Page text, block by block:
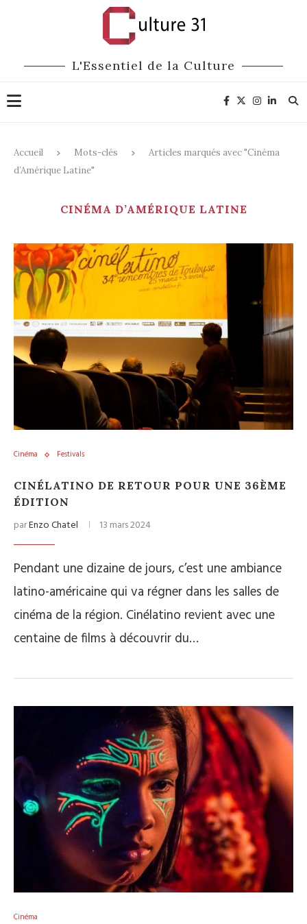
L'Essentiel de la Culture
Accueil Mots-clés
Articles marqués avec "Cinéma
d’Amérique Latine"
CINÉMA D’AMÉRIQUE LATINE
Cinéma Festivals
CINÉLATINO DE RETOUR POUR UNE 36ÈME
ÉDITION
parEnzo Chatel 13 mars 2024
Pendant une dizaine de jours, c’est une ambiance
latino-américaine qui va régner dans les salles de
cinéma de la région. Cinélatino revient avec une
centaine de films à découvrir du…
Cinéma